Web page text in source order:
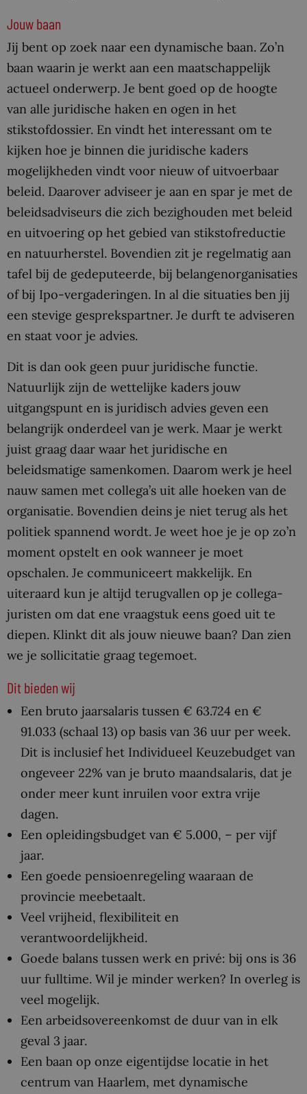
Jouw baan
Jij bent op zoek naar een dynamische baan. Zo’n
baan waarin je werkt aan een maatschappelijk
actueel onderwerp. Je bent goed op de hoogte
van alle juridische haken en ogen in het
stikstofdossier. En vindt het interessant om te
kijken hoe je binnen die juridische kaders
mogelijkheden vindt voor nieuw of uitvoerbaar
beleid. Daarover adviseer je aan en spar je met de
beleidsadviseurs die zich bezighouden met beleid
en uitvoering op het gebied van stikstofreductie
en natuurherstel. Bovendien zit je regelmatig aan
tafel bij de gedeputeerde, bij belangenorganisaties
of bij Ipo-vergaderingen. In al die situaties ben jij
een stevige gesprekspartner. Je durft te adviseren
en staat voor je advies.
Dit is dan ook geen puur juridische functie.
Natuurlijk zijn de wettelijke kaders jouw
uitgangspunt en is juridisch advies geven een
belangrijk onderdeel van je werk. Maar je werkt
juist graag daar waar het juridische en
beleidsmatige samenkomen. Daarom werk je heel
nauw samen met collega’s uit alle hoeken van de
organisatie. Bovendien deins je niet terug als het
politiek spannend wordt. Je weet hoe je je op zo’n
moment opstelt en ook wanneer je moet
opschalen. Je communiceert makkelijk. En
uiteraard kun je altijd terugvallen op je collega-
juristen om dat ene vraagstuk eens goed uit te
diepen. Klinkt dit als jouw nieuwe baan? Dan zien
we je sollicitatie graag tegemoet.
Dit bieden wij
Een bruto jaarsalaris tussen € 63.724 en €
91.033 (schaal 13) op basis van 36 uur per week.
Dit is inclusief het Individueel Keuzebudget van
ongeveer 22% van je bruto maandsalaris, dat je
onder meer kunt inruilen voor extra vrije
dagen.
Een opleidingsbudget van € 5.000, – per vijf
jaar.
Een goede pensioenregeling waaraan de
provincie meebetaalt.
Veel vrijheid, flexibiliteit en
verantwoordelijkheid.
Goede balans tussen werk en privé: bij ons is 36
uur fulltime. Wil je minder werken? In overleg is
veel mogelijk.
Een arbeidsovereenkomst de duur van in elk
geval 3 jaar.
Een baan op onze eigentijdse locatie in het
centrum van Haarlem, met dynamische